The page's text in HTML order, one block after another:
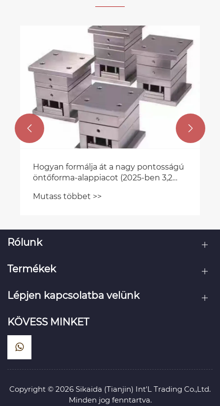
Hogyan formálja át a nagy pontosságú
öntőforma-alappiacot (2025-ben 3,2
könnyűsúlyozása és az integrált
Mutass többet >>
 
Rólunk
Termékek
Lépjen kapcsolatba velünk
KÖVESS MINKET
Copyright © 2026 Sikaida (Tianjin) Int'L Trading Co.,Ltd.
Minden jog fenntartva.